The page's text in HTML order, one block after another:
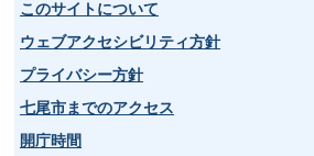
このサイトについて
ウェブアクセシビリティ方針
プライバシー方針
七尾市までのアクセス
開庁時間